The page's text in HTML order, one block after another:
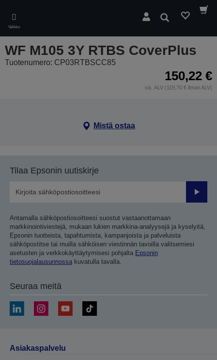
main
content
Valikko
Hae
WF M105 3Y RTBS CoverPlus
Tuotenumero: CP03RTBSCC85
150,22 €
sis. ALV (119,70 € ilman ALV)
Mistä ostaa
Tilaa Epsonin uutiskirje
Lähetä
Antamalla sähköpostiosoitteesi suostut vastaanottamaan
markkinointiviestejä, mukaan lukien markkina-analyysejä ja kyselyitä,
Epsonin tuotteista, tapahtumista, kampanjoista ja palveluista
sähköpostitse tai muilla sähköisen viestinnän tavoilla valitsemiesi
asetusten ja verkkokäyttäytymisesi pohjalta Epsonin
tietosuojalausunnossa kuvatulla tavalla.
Seuraa meitä
Asiakaspalvelu